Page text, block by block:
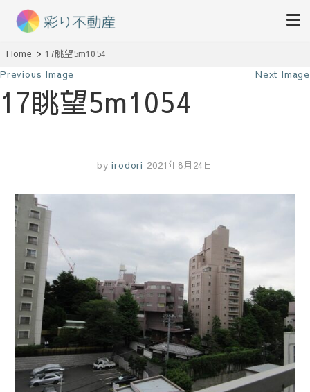
彩り不動産
Home 17眺望5m1054
Previous Image Next Image
17眺望5m1054
by irodori 2021年8月24日